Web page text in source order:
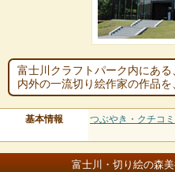
富士川クラフトパーク内にあ
内外の一流切り絵作家の作品を
基本情報 つぶやき・クチコミ
富士川・切り絵の森